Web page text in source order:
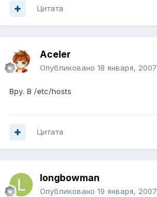
Цитата
Aceler
Опубликовано 18 января, 2007
Вру. В /etc/hosts
Цитата
longbowman
Опубликовано 19 января, 2007